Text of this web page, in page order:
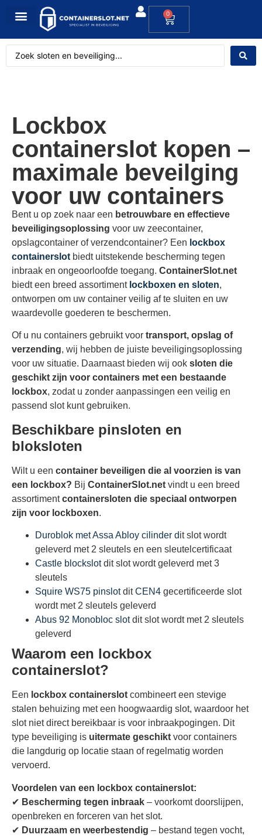
0
Lockbox
containerslot kopen –
maximale beveilging
voor uw containers
Bent u op zoek naar een betrouwbare en effectieve
beveiligingsoplossing voor uw zeecontainer,
opslagcontainer of verzendcontainer? Een lockbox
containerslot biedt uitstekende bescherming tegen
inbraak en ongeoorloofde toegang. ContainerSlot.net
biedt een breed assortiment lockboxen en sloten,
ontworpen om uw container veilig af te sluiten en uw
waardevolle goederen te beschermen.
Of u nu containers gebruikt voor transport, opslag of
verzending, wij hebben de juiste beveiligingsoplossing
voor uw situatie. Daarnaast bieden wij ook sloten die
geschikt zijn voor containers met een bestaande
lockbox, zodat u zonder aanpassingen een veilig en
passend slot kunt gebruiken.
Beschikbare pinsloten en
bloksloten
Wilt u een container beveiligen die al voorzien is van
een lockbox? Bij ContainerSlot.net vindt u een breed
assortimentcontainersloten die speciaal ontworpen
zijn voor lockboxen.
Duroblok met Assa Abloy cilinder dit slot wordt
geleverd met 2 sleutels en een sleutelcertificaat
Castle blockslotdit slot wordt geleverd met 3
sleutels
Squire WS75 pinslotditCEN4 gecertificeerde slot
wordt met 2 sleutels geleverd
Abus 92 Monobloc slotdit slot wordt met 2 sleutels
geleverd
Waarom een lockbox
containerslot?
Een lockbox containerslot combineert een stevige
stalen behuizing met een hoogwaardig slot, waardoor het
slot niet direct bereikbaar is voor inbraakpogingen. Dit
type beveiliging is uitermate geschikt voor containers
die langdurig op locatie staan of regelmatig worden
vervoerd.
Voordelen van een lockbox containerslot:
✔ Bescherming tegen inbraak – voorkomt doorslijpen,
openbreken en forceren van het slot.
✔ Duurzaam en weerbestendig – bestand tegen vocht,